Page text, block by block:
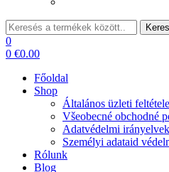
Keresés:
0
0 €0.00
Főoldal
Shop
Általános üzleti
Všeobecné obchodné
Adatvédelmi
Személyi adataid
Rólunk
Blog